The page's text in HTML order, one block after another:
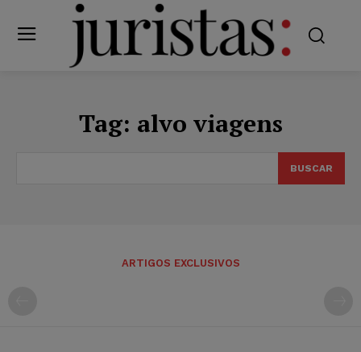
Tag: alvo viagens
BUSCAR
ARTIGOS EXCLUSIVOS